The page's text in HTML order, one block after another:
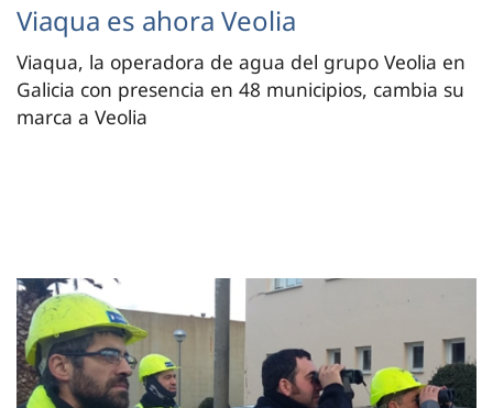
Viaqua es ahora Veolia
Viaqua, la operadora de agua del grupo Veolia en
Galicia con presencia en 48 municipios, cambia su
marca a Veolia